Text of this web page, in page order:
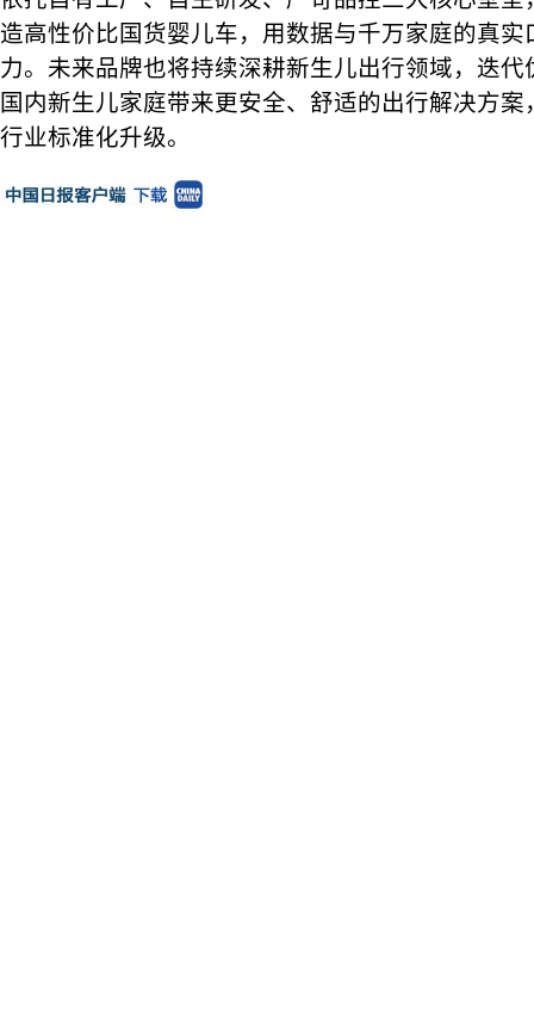
造高性价比国货婴儿车，用数据与千万家庭的真
力。未来品牌也将持续深耕新生儿出行领域，迭
国内新生儿家庭带来更安全、舒适的出行解决方
行业标准化升级。